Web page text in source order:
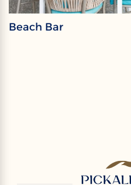
Beach Bar